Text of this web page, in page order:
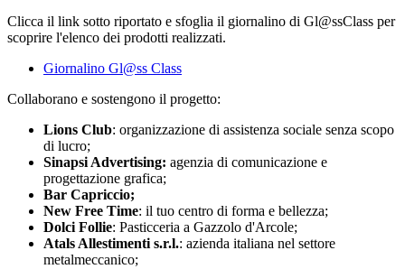
Clicca il link sotto riportato e sfoglia il giornalino di Gl@ssClass per
scoprire l'elenco dei prodotti realizzati.
Giornalino Gl@ss Class
Collaborano e sostengono il progetto:
Lions Club: organizzazione di assistenza sociale senza scopo
di lucro;
Sinapsi Advertising: agenzia di comunicazione e
progettazione grafica;
Bar Capriccio;
New Free Time: il tuo centro di forma e bellezza;
Dolci Follie: Pasticceria a Gazzolo d'Arcole;
Atals Allestimenti s.r.l.: azienda italiana nel settore
metalmeccanico;